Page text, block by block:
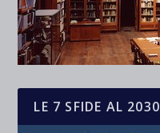
LE 7 SFIDE AL 2030